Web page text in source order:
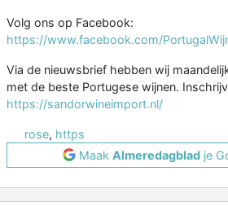
Volg ons op Facebook:
https://www.facebook.com/
Via de nieuwsbrief hebben wij
met de beste Portugese wijnen.
https://sandorwineimport.nl/
rose, https
Maak Almeredagbladje